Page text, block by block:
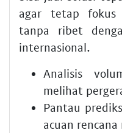
agar tetap fokus
tanpa ribet
internasional.
Analisis
melihat
Pantau
acuan rencana